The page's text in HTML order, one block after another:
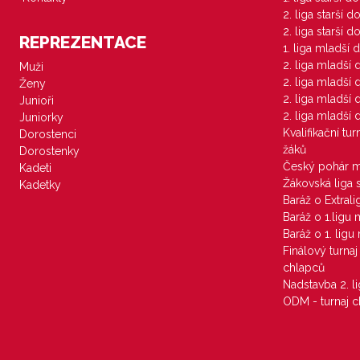
REPREZENTACE
Muži
Ženy
Junioři
Juniorky
Dorostenci
Dorostenky
Kadeti
Kadetky
2. liga starší
2. liga starší
1. liga mladší
2. liga mladší
2. liga mladší
2. liga mladší
2. liga mladší
Kvalifikační
žáků
Český pohár
Žákovská liga
Baráž o
Baráž o 1.ligu
Baráž o 1.
Finálový
chlapců
Nadstavba 2.
ODM - turnaj